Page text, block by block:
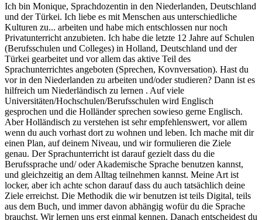
Ich bin Monique, Sprachdozentin in den Niederlanden, Deutschland
und der Türkei. Ich liebe es mit Menschen aus unterschiedliche
Kulturen zu... arbeiten und habe mich entschlossen nur noch
Privatunterricht anzubieten. Ich habe die letzte 12 Jahre auf Schulen
(Berufsschulen und Colleges) in Holland, Deutschland und der
Türkei gearbeitet und vor allem das aktive Teil des
Sprachunterrichtes angeboten (Sprechen, Kovnversation). Hast du
vor in den Niederlanden zu arbeiten und/oder studieren? Dann ist es
hilfreich um Niederländisch zu lernen . Auf viele
Universitäten/Hochschulen/Berufsschulen wird Englisch
gesprochen und die Holländer sprechen sowieso gerne Englisch.
Aber Holländisch zu verstehen ist sehr empfehlenswert, vor allem
wenn du auch vorhast dort zu wohnen und leben. Ich mache mit dir
einen Plan, auf deinem Niveau, und wir formulieren die Ziele
genau. Der Sprachunterricht ist darauf gezielt dass du die
Berufssprache und/ oder Akademische Sprache benutzen kannst,
und gleichzeitig an dem Alltag teilnehmen kannst. Meine Art ist
locker, aber ich achte schon darauf dass du auch tatsächlich deine
Ziele erreichst. Die Methodik die wir benutzen ist teils Digital, teils
aus dem Buch, und immer davon abhängig wofür du die Sprache
brauchst. Wir lernen uns erst einmal kennen. Danach entscheidest du